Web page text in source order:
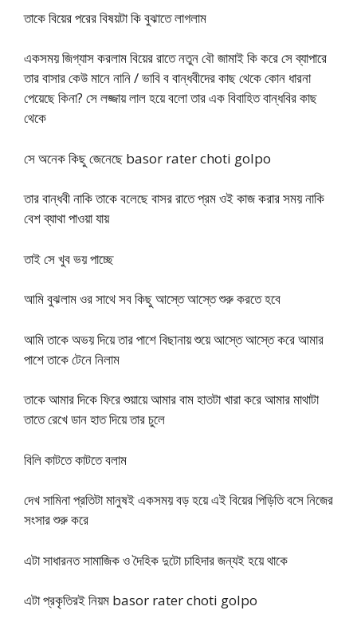
তাকে বিয়ের পরের বিষয়টা কি বুঝাতে লাগলাম
একসময় জিগ্যাস করলাম বিয়ের রাতে নতুন বৌ জামাই কি করে সে ব্যাপারে
তার বাসার কেউ মানে নানি / ভাবি ব বান্ধবীদের কাছ থেকে কোন ধারনা
পেয়েছে কিনা? সে লজ্জায় লাল হয়ে বলো তার এক বিবাহিত বান্ধবির কাছ
থেকে
সে অনেক কিছু জেনেছে basor rater choti golpo
তার বান্ধবী নাকি তাকে বলেছে বাসর রাতে প্রম ওই কাজ করার সময় নাকি
বেশ ব্যাথা পাওয়া যায়
তাই সে খুব ভয় পাচ্ছে
আমি বুঝলাম ওর সাথে সব কিছু আস্তে আস্তে শুরু করতে হবে
আমি তাকে অভয় দিয়ে তার পাশে বিছানায় শুয়ে আস্তে আস্তে করে আমার
পাশে তাকে টেনে নিলাম
তাকে আমার দিকে ফিরে শুয়ায়ে আমার বাম হাতটা খারা করে আমার মাথাটা
তাতে রেখে ডান হাত দিয়ে তার চুলে
বিলি কাটতে কাটতে বলাম
দেখ সামিনা প্রতিটা মানুষই একসময় বড় হয়ে এই বিয়ের পিড়িতি বসে নিজের
সংসার শুরু করে
এটা সাধারনত সামাজিক ও দৈহিক দুটো চাহিদার জন্যই হয়ে থাকে
এটা প্রকৃতিরই নিয়ম basor rater choti golpo